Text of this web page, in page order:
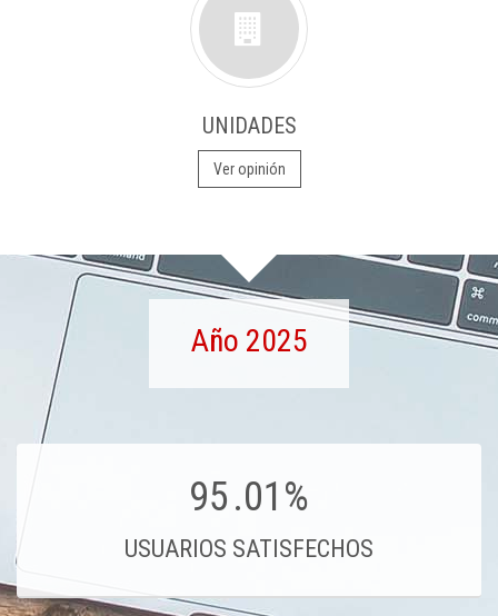
UNIDADES
Ver opinión
Año 2025
95.01%
USUARIOS SATISFECHOS